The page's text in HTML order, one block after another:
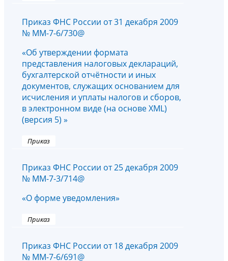
Приказ ФНС России от 31 декабря 2009
№ ММ-7-6/730@
«Об утверждении формата
представления налоговых деклараций,
бухгалтерской отчётности и иных
документов, служащих основанием для
исчисления и уплаты налогов и сборов,
в электронном виде (на основе XML)
(версия 5) »
Приказ
Приказ ФНС России от 25 декабря 2009
№ ММ-7-3/714@
«О форме уведомления»
Приказ
Приказ ФНС России от 18 декабря 2009
№ ММ-7-6/691@